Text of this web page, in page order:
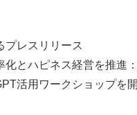
レスリリース
とハピネス経営を推進：
活用ワークショップを開